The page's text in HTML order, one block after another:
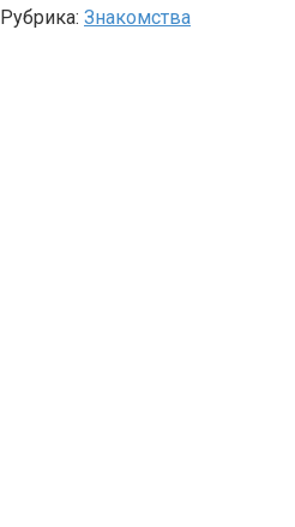
Рубрика: Знакомства